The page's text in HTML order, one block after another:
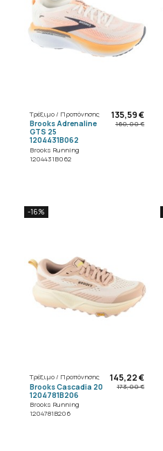
Τρέξιμο / Προπόνησης
Brooks Adrenaline
GTS 25
1204431B062
Brooks Running
1204431B062
135,59 €
160,00 €
-16%
Τρέξιμο / Προπόνησης
Brooks Cascadia 20
1204781B206
Brooks Running
1204781B206
145,22 €
173,00 €